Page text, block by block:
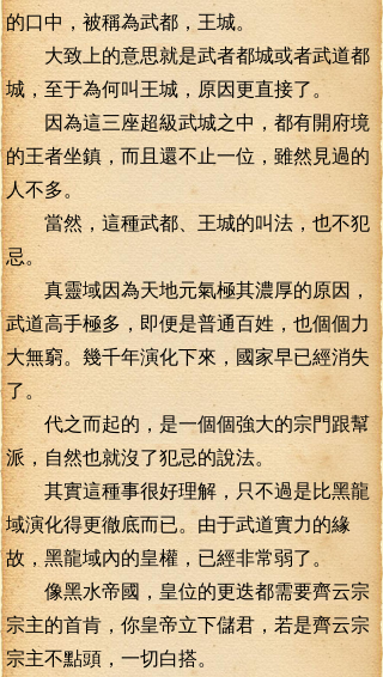
的口中，被稱為武都，王城。
大致上的意思就是武者都城或者武道都
城，至于為何叫王城，原因更直接了。
因為這三座超級武城之中，都有開府境
的王者坐鎮，而且還不止一位，雖然見過的
人不多。
當然，這種武都、王城的叫法，也不犯
忌。
真靈域因為天地元氣極其濃厚的原因，
武道高手極多，即便是普通百姓，也個個力
大無窮。幾千年演化下來，國家早已經消失
了。
代之而起的，是一個個強大的宗門跟幫
派，自然也就沒了犯忌的說法。
其實這種事很好理解，只不過是比黑龍
域演化得更徹底而已。由于武道實力的緣
故，黑龍域內的皇權，已經非常弱了。
像黑水帝國，皇位的更迭都需要齊云宗
宗主的首肯，你皇帝立下儲君，若是齊云宗
宗主不點頭，一切白搭。